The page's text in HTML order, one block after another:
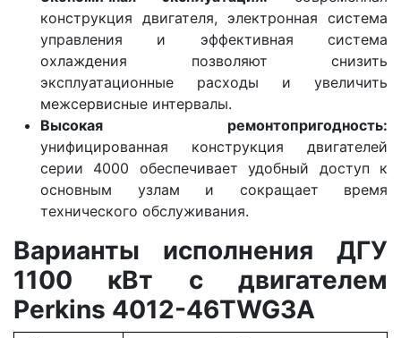
конструкция двигателя, электронная система
управления и эффективная система
охлаждения позволяют снизить
эксплуатационные расходы и увеличить
межсервисные интервалы.
Высокая ремонтопригодность:
унифицированная конструкция двигателей
серии 4000 обеспечивает удобный доступ к
основным узлам и сокращает время
технического обслуживания.
Варианты исполнения ДГУ
1100 кВт с двигателем
Perkins 4012-46TWG3A